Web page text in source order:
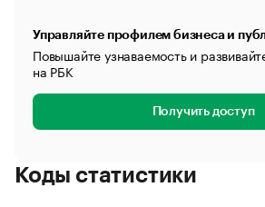
Управляйте профилем бизнеса и
Повышайте узнаваемость и
на РБК
Получить доступ
Коды статистики